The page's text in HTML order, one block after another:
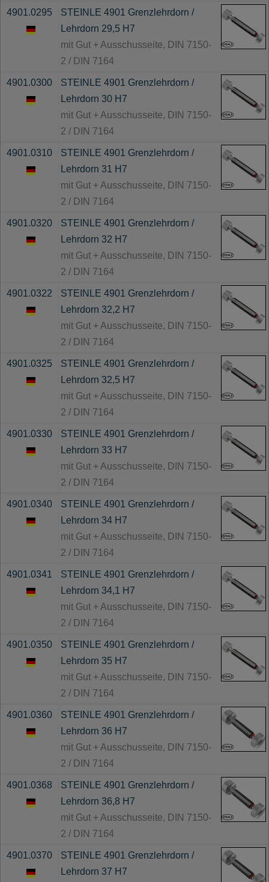
4901.0295
STEINLE 4901 Grenzlehrdorn /
Lehrdorn 29,5 H7
mit Gut + Ausschusseite, DIN 7150-
2 / DIN 7164
4901.0300
STEINLE 4901 Grenzlehrdorn /
Lehrdorn 30 H7
mit Gut + Ausschusseite, DIN 7150-
2 / DIN 7164
4901.0310
STEINLE 4901 Grenzlehrdorn /
Lehrdorn 31 H7
mit Gut + Ausschusseite, DIN 7150-
2 / DIN 7164
4901.0320
STEINLE 4901 Grenzlehrdorn /
Lehrdorn 32 H7
mit Gut + Ausschusseite, DIN 7150-
2 / DIN 7164
4901.0322
STEINLE 4901 Grenzlehrdorn /
Lehrdorn 32,2 H7
mit Gut + Ausschusseite, DIN 7150-
2 / DIN 7164
4901.0325
STEINLE 4901 Grenzlehrdorn /
Lehrdorn 32,5 H7
mit Gut + Ausschusseite, DIN 7150-
2 / DIN 7164
4901.0330
STEINLE 4901 Grenzlehrdorn /
Lehrdorn 33 H7
mit Gut + Ausschusseite, DIN 7150-
2 / DIN 7164
4901.0340
STEINLE 4901 Grenzlehrdorn /
Lehrdorn 34 H7
mit Gut + Ausschusseite, DIN 7150-
2 / DIN 7164
4901.0341
STEINLE 4901 Grenzlehrdorn /
Lehrdorn 34,1 H7
mit Gut + Ausschusseite, DIN 7150-
2 / DIN 7164
4901.0350
STEINLE 4901 Grenzlehrdorn /
Lehrdorn 35 H7
mit Gut + Ausschusseite, DIN 7150-
2 / DIN 7164
4901.0360
STEINLE 4901 Grenzlehrdorn /
Lehrdorn 36 H7
mit Gut + Ausschusseite, DIN 7150-
2 / DIN 7164
4901.0368
STEINLE 4901 Grenzlehrdorn /
Lehrdorn 36,8 H7
mit Gut + Ausschusseite, DIN 7150-
2 / DIN 7164
4901.0370
STEINLE 4901 Grenzlehrdorn /
Lehrdorn 37 H7